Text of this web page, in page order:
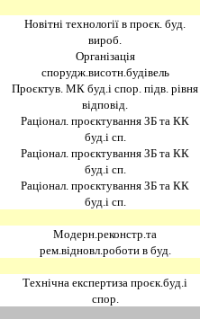
Новiтнi технологiї в проєк. буд.
вироб.
Органiзацiя
спорудж.висотн.будiвель
Проєктув. МК буд.i спор. пiдв. рiвня
вiдповiд.
Рацiонал. проєктування ЗБ та КК
буд.i сп.
Рацiонал. проєктування ЗБ та КК
буд.i сп.
Рацiонал. проєктування ЗБ та КК
буд.i сп.
Модерн.реконстр.та
рем.вiдновл.роботи в буд.
Технiчна експертиза проєк.буд.i
спор.